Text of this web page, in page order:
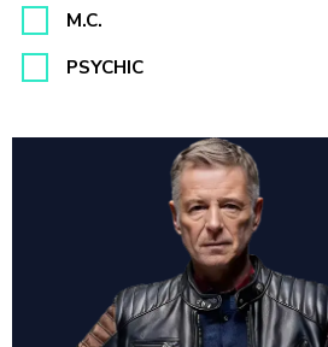
M.C.
PSYCHIC